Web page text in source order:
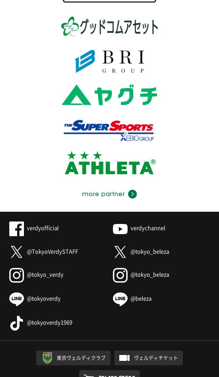
more partner
verdyofficial verdychannel
@TokyoVerdySTAFF @tokyo_beleza
@tokyo_verdy @tokyo_beleza
@tokyoverdy @beleza
@tokyoverdy1969
東京ヴェルディクラブ ヴェルディチケット